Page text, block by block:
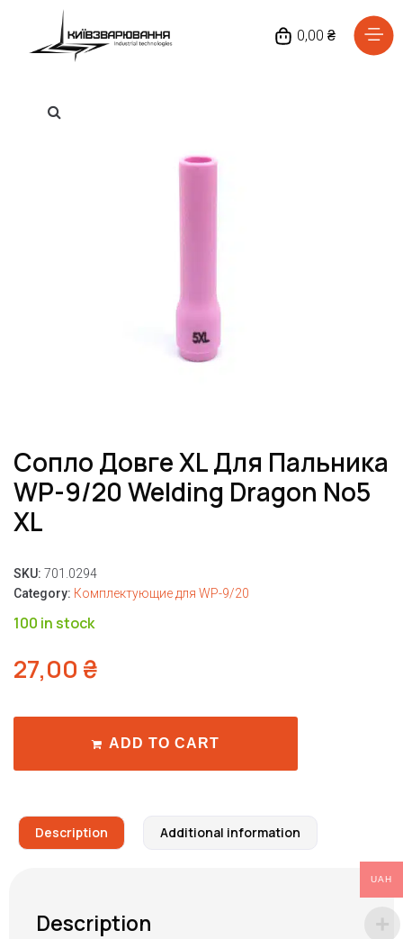
0,00 ₴
Сопло Довге XL Для Пальника
WP-9/20 Welding Dragon No5
XL
SKU: 701.0294
Category: Комплектующие для WP-9/20
100 in stock
27,00 ₴
ADD TO CART
Description Additional information
Description
Головна
UAH